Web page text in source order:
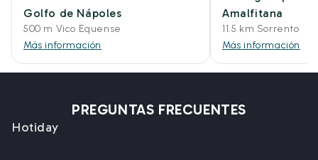
Golfo de Nápoles
500 m Vico Equense
Más información
Amalfitana
11.5 km Sorrento
Más información
PREGUNTAS FRECUENTES
Hotiday